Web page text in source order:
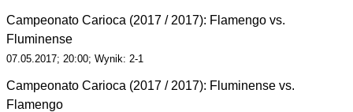
Campeonato Carioca (2017 / 2017): Flamengo vs.
Fluminense
07.05.2017; 20:00; Wynik: 2-1
Campeonato Carioca (2017 / 2017): Fluminense vs.
Flamengo